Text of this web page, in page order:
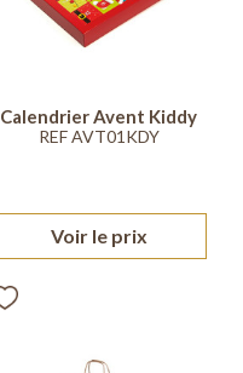
Calendrier Avent Kiddy
REF AVT01KDY
Voir le prix